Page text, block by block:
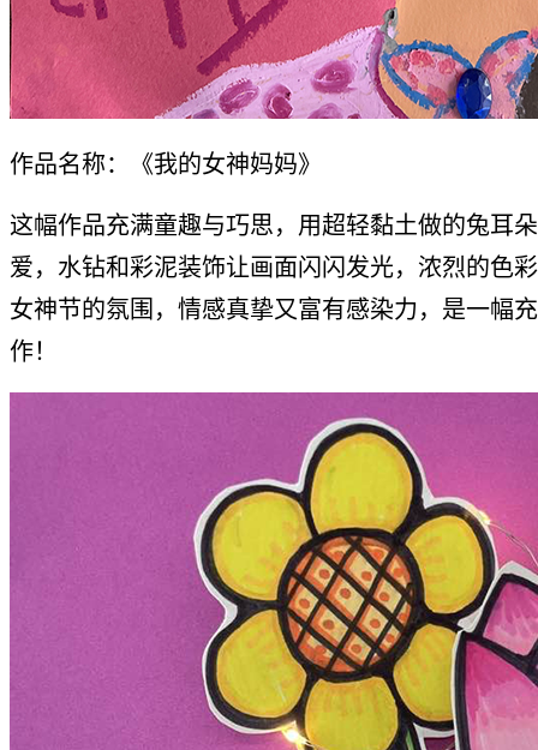
作品名称：《我的女神妈妈》
这幅作品充满童趣与巧思，用超轻黏土做的兔耳
爱，水钻和彩泥装饰让画面闪闪发光，浓烈的色
女神节的氛围，情感真挚又富有感染力，是一幅
作！